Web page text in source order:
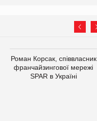
Роман Корсак, співвласник
франчайзингової мережі
SPAR в Україні